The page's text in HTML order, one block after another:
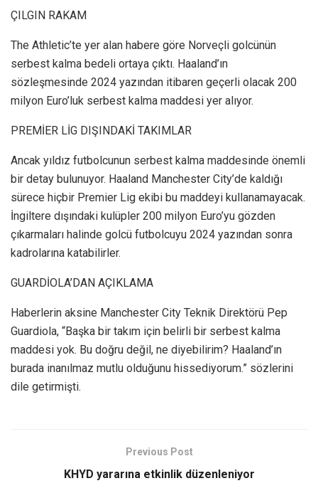
ÇILGIN RAKAM
The Athletic’te yer alan habere göre Norveçli golcünün
serbest kalma bedeli ortaya çıktı. Haaland’ın
sözleşmesinde 2024 yazından itibaren geçerli olacak 200
milyon Euro’luk serbest kalma maddesi yer alıyor.
PREMİER LİG DIŞINDAKİ TAKIMLAR
Ancak yıldız futbolcunun serbest kalma maddesinde önemli
bir detay bulunuyor. Haaland Manchester City’de kaldığı
sürece hiçbir Premier Lig ekibi bu maddeyi kullanamayacak.
İngiltere dışındaki kulüpler 200 milyon Euro’yu gözden
çıkarmaları halinde golcü futbolcuyu 2024 yazından sonra
kadrolarına katabilirler.
GUARDİOLA’DAN AÇIKLAMA
Haberlerin aksine Manchester City Teknik Direktörü Pep
Guardiola, “Başka bir takım için belirli bir serbest kalma
maddesi yok. Bu doğru değil, ne diyebilirim? Haaland’ın
burada inanılmaz mutlu olduğunu hissediyorum.” sözlerini
dile getirmişti.
Previous Post
KHYD yararına etkinlik düzenleniyor